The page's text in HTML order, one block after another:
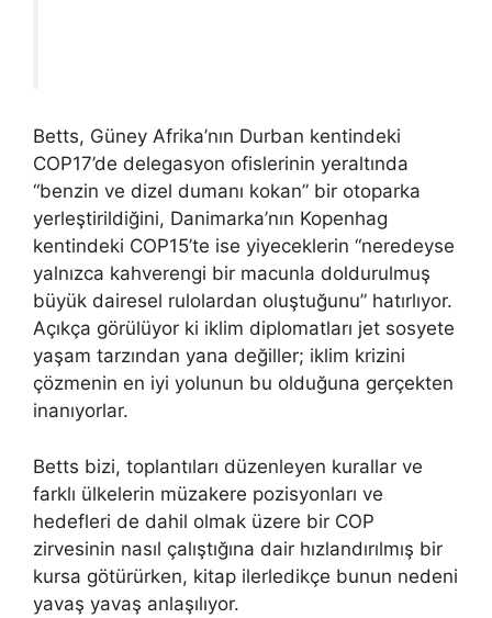
Betts, Güney Afrika’nın Durban kentindeki
COP17’de delegasyon ofislerinin yeraltında
“benzin ve dizel dumanı kokan” bir otoparka
yerleştirildiğini, Danimarka’nın Kopenhag
kentindeki COP15’te ise yiyeceklerin “neredeyse
yalnızca kahverengi bir macunla doldurulmuş
büyük dairesel rulolardan oluştuğunu” hatırlıyor.
Açıkça görülüyor ki iklim diplomatları jet sosyete
yaşam tarzından yana değiller; iklim krizini
çözmenin en iyi yolunun bu olduğuna gerçekten
inanıyorlar.
Betts bizi, toplantıları düzenleyen kurallar ve
farklı ülkelerin müzakere pozisyonları ve
hedefleri de dahil olmak üzere bir COP
zirvesinin nasıl çalıştığına dair hızlandırılmış bir
kursa götürürken, kitap ilerledikçe bunun nedeni
yavaş yavaş anlaşılıyor.